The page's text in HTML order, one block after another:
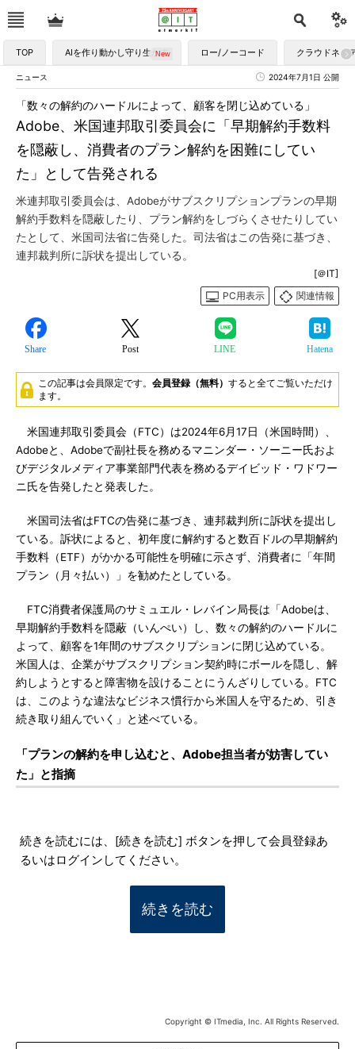
TOP AIを作り動かし守り生かす ロー/ノーコード クラウドネイ
ニュース 2024年7月1日 公開
Adobe、米国連邦取引委員会に「早期解約手数料
を隠蔽し、消費者のプラン解約を困難にしてい
た」として告発される
「数々の解約のハードルによって、顧客を閉じ込めている」
米連邦取引委員会は、Adobeがサブスクリプションプランの早期
解約手数料を隠蔽したり、プラン解約をしづらくさせたりしてい
たとして、米国司法省に告発した。司法省はこの告発に基づき、
連邦裁判所に訴状を提出している。
[＠IT]
PC用表示
関連情報
Share Post LINE Hatena
この記事は会員限定です。 会員登録（無料） すると全てご覧いただけ
ます。
米国連邦取引委員会（FTC）は2024年6月17日（米国時間）、
Adobeと、Adobeで副社長を務めるマニンダー・ソーニー氏およ
びデジタルメディア事業部門代表を務めるデイビッド・ワドワー
ニ氏を告発したと発表した。
米国司法省はFTCの告発に基づき、連邦裁判所に訴状を提出し
ている。訴状によると、初年度に解約すると数百ドルの早期解約
手数料（ETF）がかかる可能性を明確に示さず、消費者に「年間
プラン（月々払い）」を勧めたとしている。
FTC消費者保護局のサミュエル・レバイン局長は「Adobeは、
早期解約手数料を隠蔽（いんぺい）し、数々の解約のハードルに
よって、顧客を1年間のサブスクリプションに閉じ込めている。
米国人は、企業がサブスクリプション契約時にボールを隠し、解
約しようとすると障害物を設けることにうんざりしている。FTC
は、このような違法なビジネス慣行から米国人を守るため、引き
続き取り組んでいく」と述べている。
「プランの解約を申し込むと、Adobe担当者が妨害してい
た」と指摘
続きを読むには、[続きを読む] ボタンを押して会員登録あ
るいはログインしてください。
続きを読む
Copyright © ITmedia, Inc. All Rights Reserved.